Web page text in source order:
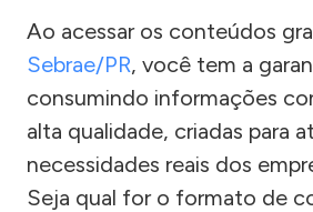
Ao acessar os conteúdos
Sebrae/PR, você tem a
consumindo informações
alta qualidade, criadas para
necessidades reais dos
Seja qual for o formato de